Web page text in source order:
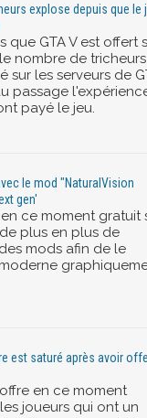
explose depuis que le
que GTA V est offert
nombre de
sur les serveurs de
passage
payé le jeu.
le mod "NaturalVision
gen'
ce moment gratuit
plus en plus de
mods afin de le
est saturé après avoir
en ce moment
joueurs qui ont un